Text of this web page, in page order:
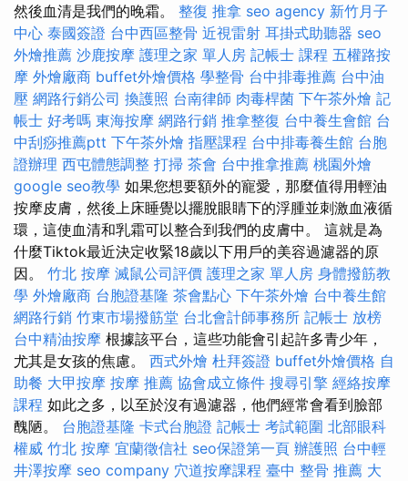
然後血清是我們的晚霜。 整復 推拿 seo agency 新竹月子
中心 泰國簽證 台中西區整骨 近視雷射 耳掛式助聽器 seo
外燴推薦 沙鹿按摩 護理之家 單人房 記帳士 課程 五權路按
摩 外燴廠商 buffet外燴價格 學整骨 台中排毒推薦 台中油
壓 網路行銷公司 換護照 台南律師 肉毒桿菌 下午茶外燴 記
帳士 好考嗎 東海按摩 網路行銷 推拿整復 台中養生會館 台
中刮痧推薦ptt 下午茶外燴 指壓課程 台中排毒養生館 台胞
證辦理 西屯體態調整 打掃 茶會 台中推拿推薦 桃園外燴
google seo教學 如果您想要額外的寵愛，那麼值得用輕油
按摩皮膚，然後上床睡覺以擺脫眼睛下的浮腫並刺激血液循
環，這使血清和乳霜可以整合到我們的皮膚中。 這就是為
什麼Tiktok最近決定收緊18歲以下用戶的美容過濾器的原
因。 竹北 按摩 滅鼠公司評價 護理之家 單人房 身體撥筋教
學 外燴廠商 台胞證基隆 茶會點心 下午茶外燴 台中養生館
網路行銷 竹東市場撥筋堂 台北會計師事務所 記帳士 放榜
台中精油按摩 根據該平台，這些功能會引起許多青少年，
尤其是女孩的焦慮。 西式外燴 杜拜簽證 buffet外燴價格 自
助餐 大甲按摩 按摩 推薦 協會成立條件 搜尋引擎 經絡按摩
課程 如此之多，以至於沒有過濾器，他們經常會看到臉部
醜陋。 台胞證基隆 卡式台胞證 記帳士 考試範圍 北部眼科
權威 竹北 按摩 宜蘭徵信社 seo保證第一頁 辦護照 台中輕
井澤按摩 seo company 穴道按摩課程 臺中 整骨 推薦 大